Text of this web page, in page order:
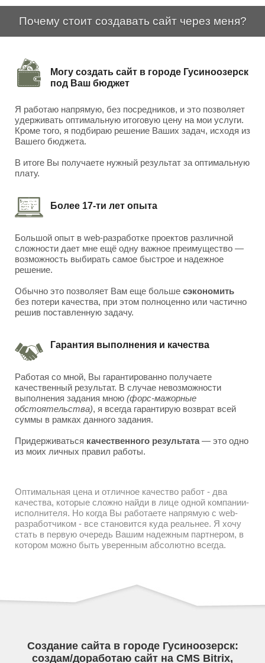
Почему стоит создавать сайт через меня?
Могу создать сайт в городе Гусиноозерск
под Ваш бюджет
Я работаю напрямую, без посредников, и это позволяет
удерживать оптимальную итоговую цену на мои услуги.
Кроме того, я подбираю решение Ваших задач, исходя из
Вашего бюджета.
В итоге Вы получаете нужный результат за оптимальную
плату.
Более 17-ти лет опыта
Большой опыт в web-разработке проектов различной
сложности дает мне ещё одну важное преимущество —
возможность выбирать самое быстрое и надежное
решение.
Обычно это позволяет Вам еще больше сэкономить
без потери качества, при этом полноценно или частично
решив поставленную задачу.
Гарантия выполнения и качества
Работая со мной, Вы гарантированно получаете
качественный результат. В случае невозможности
выполнения задания мною (форс-мажорные
обстоятельства), я всегда гарантирую возврат всей
суммы в рамках данного задания.
Придерживаться качественного результата— это одно
из моих личных правил работы.
Оптимальная цена и отличное качество работ - два
качества, которые сложно найди в лице одной компании-
исполнителя. Но когда Вы работаете напрямую с web-
разработчиком - все становится куда реальнее. Я хочу
стать в первую очередь Вашим надежным партнером, в
котором можно быть уверенным абсолютно всегда.
Создание сайта в городе Гусиноозерск:
создам/доработаю сайт на CMS Bitrix,